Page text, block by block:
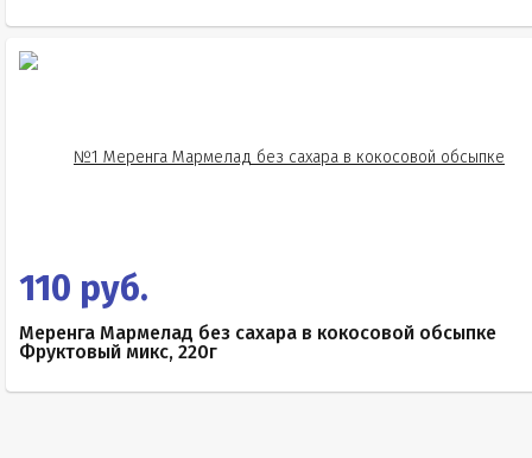
110 руб.
Меренга Мармелад без сахара в кокосовой обсыпке
Фруктовый микс, 220г